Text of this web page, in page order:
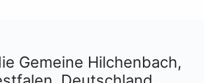
Gemeine Hilchenbach,